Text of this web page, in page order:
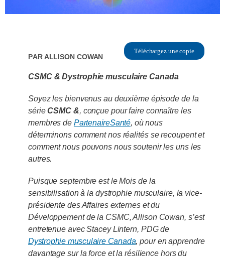
ParAllison Cowan Téléchargez une copie
CSMC & Dystrophie musculaire Canada
Soyez les bienvenus au deuxième épisode de la
sérieCSMC &, conçue pour faire connaître les
membres de PartenaireSanté, où nous
déterminons comment nos réalités se recoupent et
comment nous pouvons nous soutenir les uns les
autres.
Puisque septembre est le Mois de la
sensibilisation à la dystrophie musculaire, la vice-
présidente des Affaires externes et du
Développement de la CSMC, Allison Cowan, s’est
entretenue avec Stacey Lintern, PDG de
Dystrophie musculaire Canada, pour en apprendre
davantage sur la force et la résilience hors du